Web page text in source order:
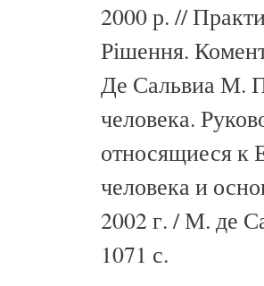
2000 р. //
Рішення.
Де Сальвиа М.
человека.
относящиеся к
человека и
2002 г. / М. де
1071 с.